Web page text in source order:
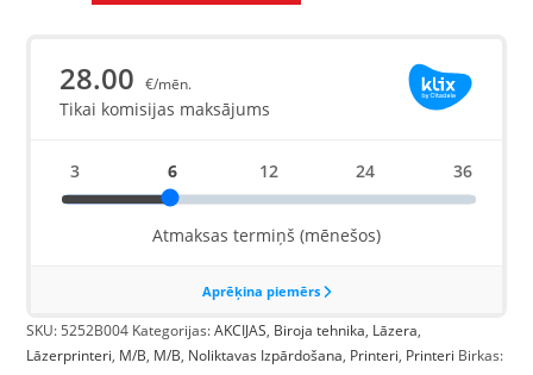
SKU: 5252B004 Kategorijas:AKCIJAS, Biroja tehnika, Lāzera,
Lāzerprinteri, M/B, M/B, Noliktavas Izpārdošana, Printeri, Printeri Birkas: